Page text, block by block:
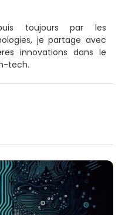
toujours par les
je partage avec
innovations dans le
tech.